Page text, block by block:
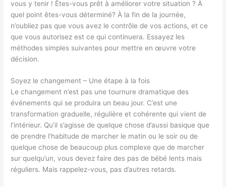
vous y tenir ! Êtes-vous prêt à améliorer votre situation ? À
quel point êtes-vous déterminé? À la fin de la journée,
n’oubliez pas que vous avez le contrôle de vos actions, et ce
que vous autorisez est ce qui continuera. Essayez les
méthodes simples suivantes pour mettre en œuvre votre
décision.
Soyez le changement – Une étape à la fois
Le changement n’est pas une tournure dramatique des
événements qui se produira un beau jour. C’est une
transformation graduelle, régulière et cohérente qui vient de
l’intérieur. Qu’il s’agisse de quelque chose d’aussi basique que
de prendre l’habitude de marcher le matin ou le soir ou de
quelque chose de beaucoup plus complexe que de marcher
sur quelqu’un, vous devez faire des pas de bébé lents mais
réguliers. Mais rappelez-vous, pas d’autres retards.